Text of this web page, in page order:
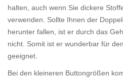
halten, auch wenn Sie dickere
verwenden. Sollte Ihnen der
herunter fallen, ist er durch das
nicht. Somit ist er wunderbar für
geeignet.
Bei den kleineren Buttongrößen